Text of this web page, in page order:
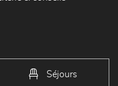
Séjours